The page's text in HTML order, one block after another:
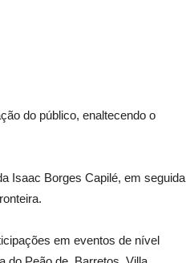
do público, enaltecendo o
Isaac Borges Capilé, em seguida
em eventos de nível